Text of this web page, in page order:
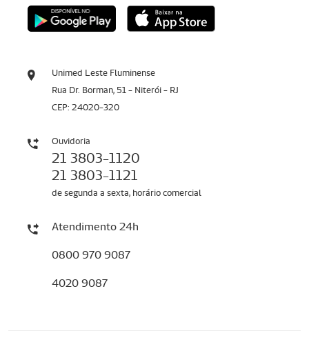
Unimed Leste Fluminense
Rua Dr. Borman, 51 - Niterói - RJ
CEP: 24020-320
Ouvidoria
21 3803-1120
21 3803-1121
de segunda a sexta, horário comercial
Atendimento 24h
0800 970 9087
4020 9087